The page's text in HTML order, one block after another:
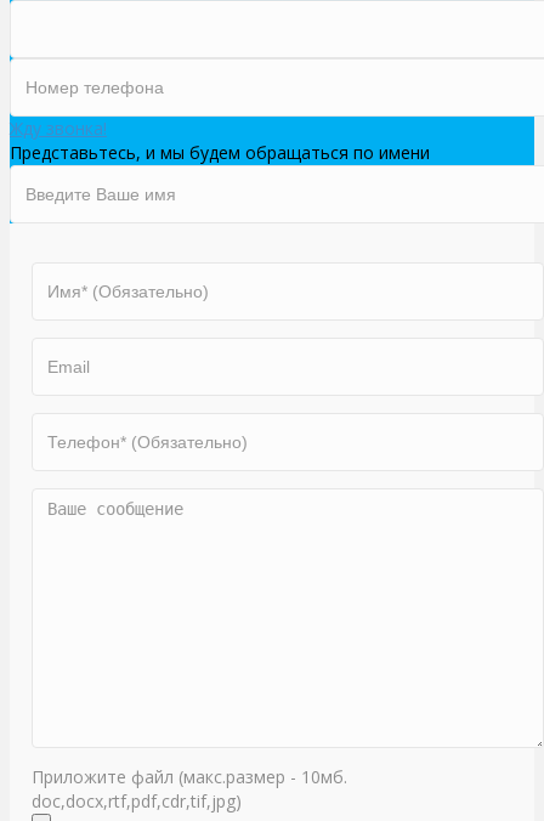
Жду звонка!
Представьтесь, и мы будем обращаться по имени
Приложите файл (макс.размер - 10мб.
doc,docx,rtf,pdf,cdr,tif,jpg)